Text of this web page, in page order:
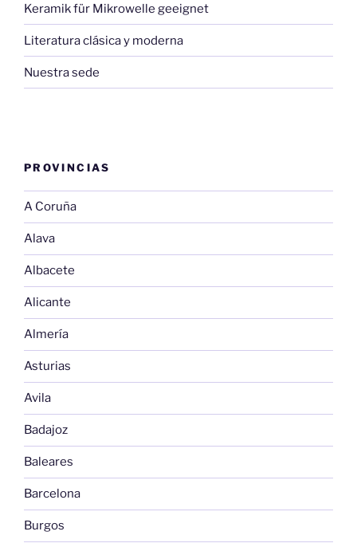
Keramik für Mikrowelle geeignet
Literatura clásica y moderna
Nuestra sede
PROVINCIAS
A Coruña
Alava
Albacete
Alicante
Almería
Asturias
Avila
Badajoz
Baleares
Barcelona
Burgos